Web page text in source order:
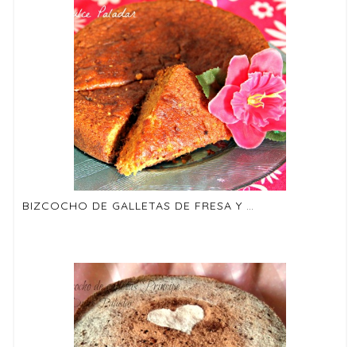
BIZCOCHO DE GALLETAS DE FRESA Y CHOCOLATE BLANCO